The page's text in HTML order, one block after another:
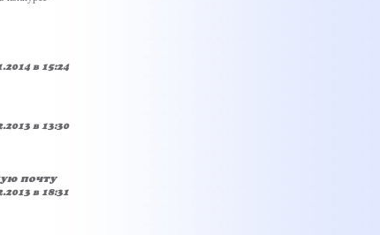
в 15:24
в 13:30
почту
в 18:31